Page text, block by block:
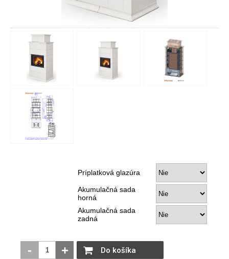
Príplatková glazúra
Akumulačná sada
horná
Akumulačná sada
zadná
- + Do košíka